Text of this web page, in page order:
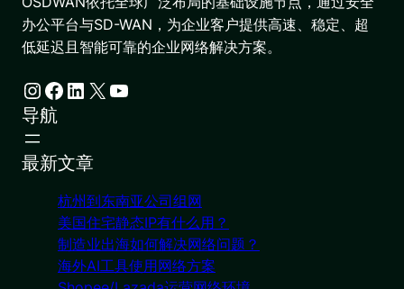
办公平台与SD-WAN，为企业客户提供高速、稳定、超
低延迟且智能可靠的企业网络解决方案。
Instagram Facebook LinkedIn X YouTube
导航
最新文章
杭州到东南亚公司组网
美国住宅静态IP有什么用？
制造业出海如何解决网络问题？
海外AI工具使用网络方案